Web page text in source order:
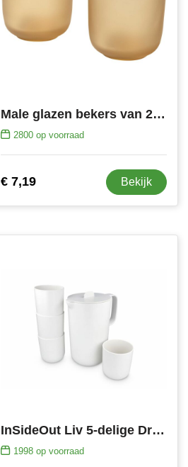
Male glazen bekers van 200 ml met matte afwerking, set van 2
2800 op voorraad
€ 7,19 Bekijk
InSideOut Liv 5-delige Drinkset rPET
1998 op voorraad